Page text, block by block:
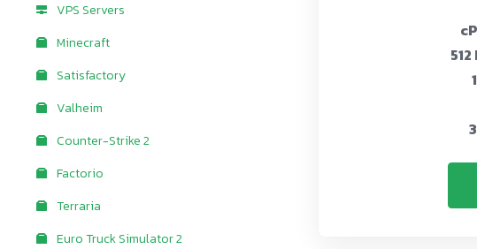
VPS Servers
Minecraft
Satisfactory
Valheim
Counter-Strike 2
Factorio
Terraria
Euro Truck Simulator 2
512